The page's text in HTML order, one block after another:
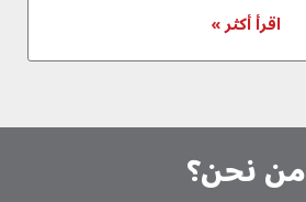
اقرأ أكثر »
من نحن؟